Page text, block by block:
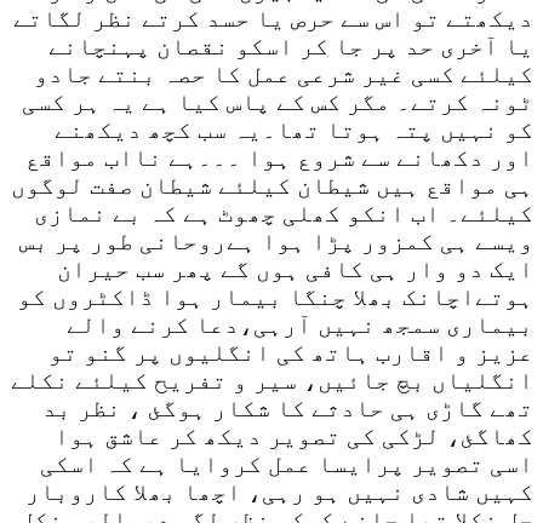
دیکھتے تو اس سے حرص یا حسد کرتے نظر لگاتے
یا آخری حد پر جا کر اسکو نقصان پہنچانے
کیلئے کسی غیر شرعی عمل کا حصہ بنتے جادو
ٹونہ کرتے۔ مگر کس کے پاس کیا ہے یہ ہر کسی
کو نہیں پتہ ہوتا تھا۔یہ سب کچھ دیکھنے
اور دکھانے سے شروع ہوا ۔۔۔ہے نااب مواقع
ہی مواقع ہیں شیطان کیلئے شیطان صفت لوگوں
کیلئے۔ اب انکو کھلی چھوٹ ہے کہ بے نمازی
ویسے ہی کمزور پڑا ہوا ہےروحانی طور پر بس
ایک دو وار ہی کافی ہوں گے پھر سب حیران
ہوتےاچانک بھلا چنگا بیمار ہوا ڈاکٹروں کو
بیماری سمجھ نہیں آرہی،دعا کرنے والے
عزیز و اقارب ہاتھ کی انگلیوں پر گنو تو
انگلیاں بچ جائیں، سیر و تفریح کیلئے نکلے
تھے گاڑی ہی حادثے کا شکار ہوگئ ، نظر بد
کھاگئ، لڑکی کی تصویر دیکھ کر عاشق ہوا
اسی تصویر پرایسا عمل کروایا ہے کہ اسکی
کہیں شادی نہیں ہو رہی، اچھا بھلا کاروبار